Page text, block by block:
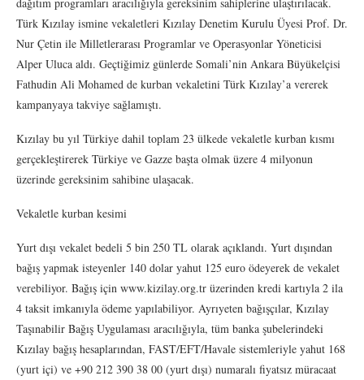
Türk Kızılay ismine vekaletleri Kızılay Denetim Kurulu Üyesi Prof. Dr.
Nur Çetin ile Milletlerarası Programlar ve Operasyonlar Yöneticisi
Alper Uluca aldı. Geçtiğimiz günlerde Somali’nin Ankara Büyükelçisi
Fathudin Ali Mohamed de kurban vekaletini Türk Kızılay’a vererek
kampanyaya takviye sağlamıştı.
Kızılay bu yıl Türkiye dahil toplam 23 ülkede vekaletle kurban kısmı
gerçekleştirerek Türkiye ve Gazze başta olmak üzere 4 milyonun
üzerinde gereksinim sahibine ulaşacak.
Vekaletle kurban kesimi
Yurt dışı vekalet bedeli 5 bin 250 TL olarak açıklandı. Yurt dışından
bağış yapmak isteyenler 140 dolar yahut 125 euro ödeyerek de vekalet
verebiliyor. Bağış için www.kizilay.org.tr üzerinden kredi kartıyla 2 ila
4 taksit imkanıyla ödeme yapılabiliyor. Ayrıyeten bağışçılar, Kızılay
Taşınabilir Bağış Uygulaması aracılığıyla, tüm banka şubelerindeki
Kızılay bağış hesaplarından, FAST/EFT/Havale sistemleriyle yahut 168
(yurt içi) ve +90 212 390 38 00 (yurt dışı) numaralı fiyatsız müracaat